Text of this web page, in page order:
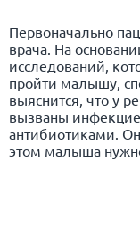
Первоначально
врача. На
исследований,
пройти малышу,
выяснится, что у
вызваны
антибиотиками.
этом малыша